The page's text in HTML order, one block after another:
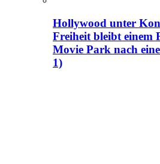
Hollywood unter
Freiheit bleibt einem
Movie Park nach
1)